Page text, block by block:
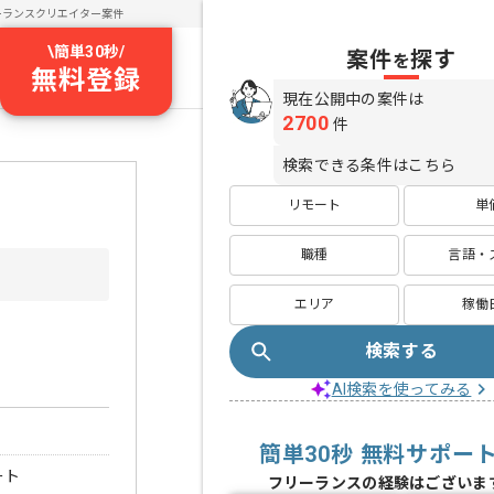
ランスクリエイター案件
\簡単30秒/
無料登録
案件を探す
現在公開中の案件は
2700 件
検索できる条件はこちら
リモート 単
職種 言語・
エリア 稼働
検索する
AI検索を使ってみる
簡単30秒 無料サポー
フリーランスの経験はございま